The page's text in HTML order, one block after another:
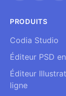
PRODUITS
Codia Studio
Éditeur PSD
Éditeur
ligne